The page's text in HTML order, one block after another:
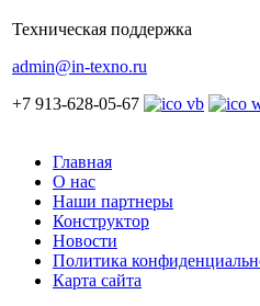
Техническая поддержка
admin@in-texno.ru
+7 913-628-05-67
Главная
О нас
Наши партнеры
Конструктор
Новости
Политика
Карта сайта